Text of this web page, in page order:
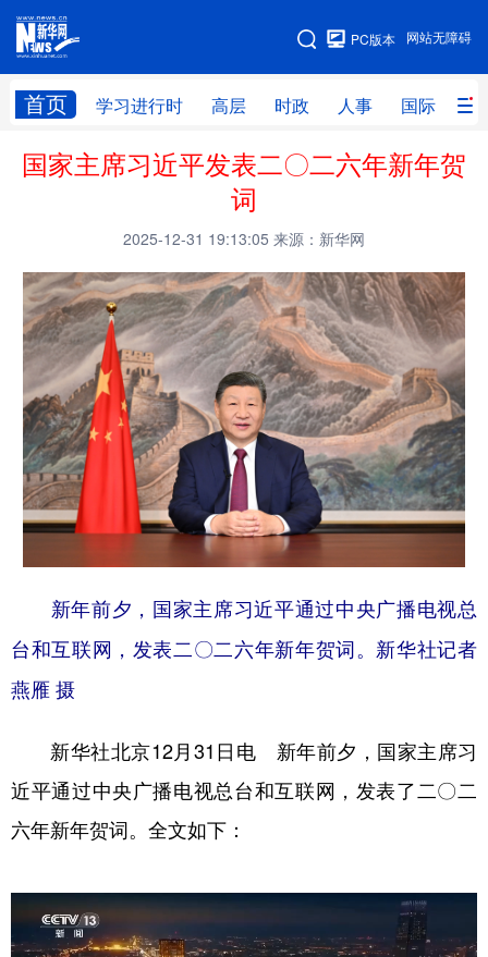
网站无障碍
PC版本
首页 学习进行时 高层 时政 人事 国际 财
网站地图
学习进行时 高层 时政 人事
科技 科创 量子 体育
文化 书画 健康 军事
访谈 视频 图片 政务
法律 中央文件 金融 汽车
食品 人居 信息化 数字经济
学术中国 乡村振兴 银龄 溯源中国
彩票 娱乐 时尚 悦读
地方频道
北京 天津
浙江 安徽 江西
国家主席习近平发表二〇二六年新年贺
词
2025-12-31 19:13:05 来源：新华网
新年前夕，国家主席习近平通过中央广播电视总
台和互联网，发表二〇二六年新年贺词。新华社记者
燕雁 摄
新华社北京12月31日电 新年前夕，国家主席习
近平通过中央广播电视总台和互联网，发表了二〇二
六年新年贺词。全文如下：